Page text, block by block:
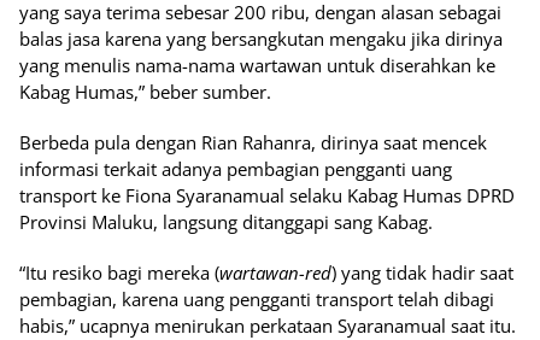
yang saya terima sebesar 200 ribu, dengan alasan sebagai
balas jasa karena yang bersangkutan mengaku jika dirinya
yang menulis nama-nama wartawan untuk diserahkan ke
Kabag Humas,” beber sumber.
Berbeda pula dengan Rian Rahanra, dirinya saat mencek
informasi terkait adanya pembagian pengganti uang
transport ke Fiona Syaranamual selaku Kabag Humas DPRD
Provinsi Maluku, langsung ditanggapi sang Kabag.
“Itu resiko bagi mereka (wartawan-red) yang tidak hadir saat
pembagian, karena uang pengganti transport telah dibagi
habis,” ucapnya menirukan perkataan Syaranamual saat itu.